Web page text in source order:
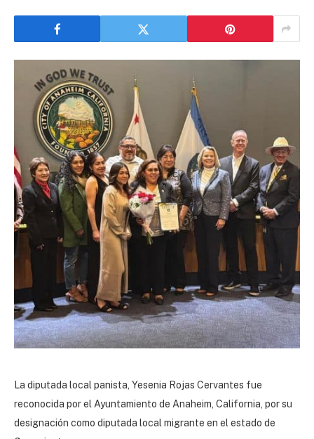
La diputada local panista, Yesenia Rojas Cervantes fue
reconocida por el Ayuntamiento de Anaheim, California, por su
designación como diputada local migrante en el estado de